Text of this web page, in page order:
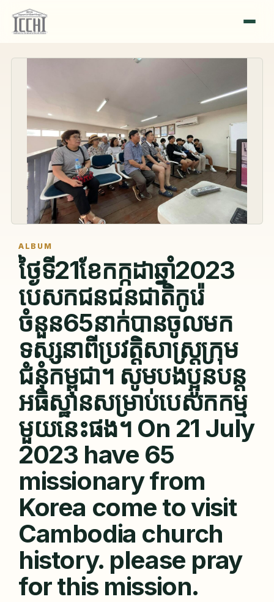
ALBUM
ថ្ងៃទី21ខែកក្កដាឆ្នាំ2023
បេសកជនជនជាតិកូរ៉េ
ចំនួន65នាក់បានចូលមក
ទស្សនាពីប្រវត្តិសាស្រ្តក្រុម
ជំនុំកម្ពុជា។ សូមបងប្អូនបន្ត
អធិស្ឋានសម្រាប់បេសកកម្ម
មួយនេះផង។ On 21 July
2023 have 65
missionary from
Korea come to visit
Cambodia church
history. please pray
for this mission.